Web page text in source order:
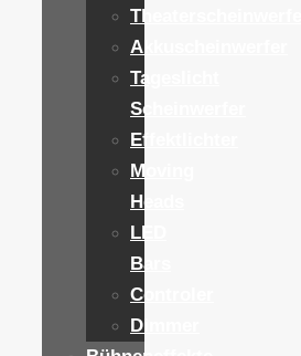
Theaterscheinwerfer
Akkuscheinwerfer
Tageslicht
Scheinwerfer
Effektlichter
Moving
Heads
LED
Bars
Controler
Dimmer